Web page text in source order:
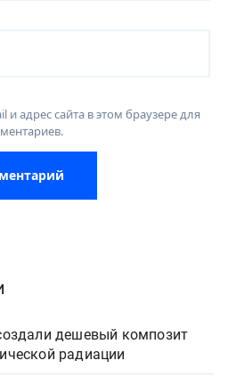
адрес сайта в этом браузере для
дешевый композит
радиации